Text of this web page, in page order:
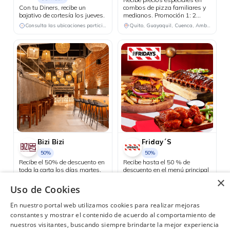
Con tu Diners, recibe un
bajativo de cortesía los jueves.
Consulta las ubicaciones participantes
combos de pizza familiares y
medianos. Promoción 1: 2
pizzas familiares hasta 4
ingredientes + 1 bebida
Promoción 2: 2 pizzas
medianas de 1 ingrediente + 1
bebida familiar por USD 18.48.
Quito, Guayaquil, Cuenca, Ambato, Santo Domingo
Bizi Bizi
50%
Recibe el 50% de descuento en
toda la carta los días martes.
Friday´S
50%
Recibe hasta el 50 % de
descuento en el menú principal
×
Uso de Cookies
En nuestro portal web utilizamos cookies para realizar mejoras
constantes y mostrar el contenido de acuerdo al comportamiento de
nuestros visitantes, buscando siempre brindarte la mejor experiencia